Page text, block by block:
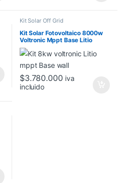
Kit Solar Off Grid
Kit Solar Fotovoltaico 8000w
Voltronic Mppt Base Litio
$3.780.000 iva
incluido